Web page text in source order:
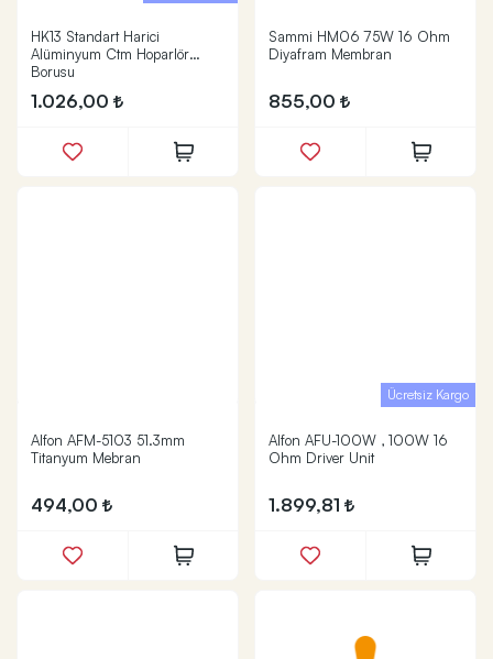
HK13 Standart Harici
Alüminyum Ctm Hoparlör
Borusu
1.026,00
Sammi HM06 75W 16 Ohm
Diyafram Membran
855,00
Alfon AFM-5103 51.3mm
Titanyum Mebran
494,00
Ücretsiz Kargo
Alfon AFU-100W , 100W 16
Ohm Driver Unit
1.899,81